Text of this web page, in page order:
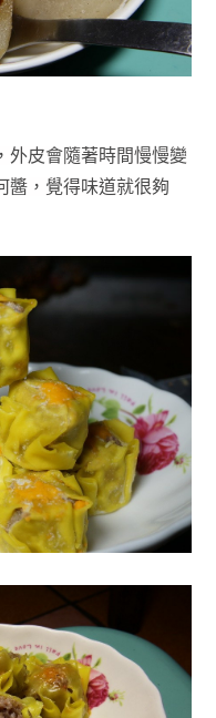
外皮會隨著時間慢慢變
醬，覺得味道就很夠